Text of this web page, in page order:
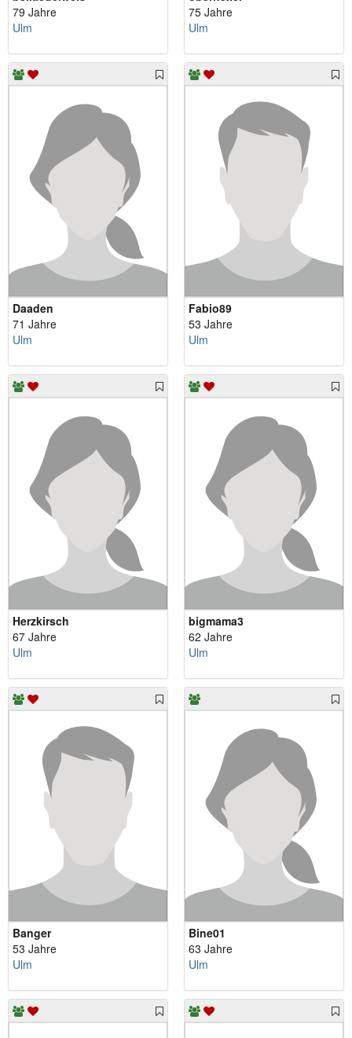
79 Jahre
Ulm
75 Jahre
Ulm
Daaden
71 Jahre
Ulm
Fabio89
53 Jahre
Ulm
Herzkirsch
67 Jahre
Ulm
bigmama3
62 Jahre
Ulm
Banger
53 Jahre
Ulm
Bine01
63 Jahre
Ulm